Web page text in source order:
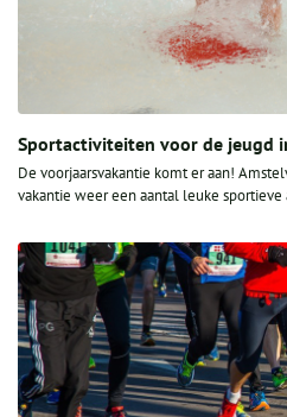
Sportactiviteiten voor de jeugd
De voorjaarsvakantie komt er aan!
vakantie weer een aantal leuke sportieve